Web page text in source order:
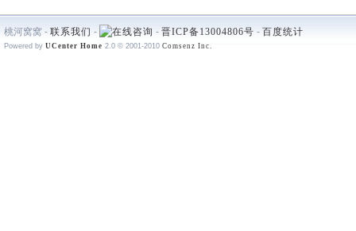
桃河窝窝 - 联系我们 - - 晋ICP备13004806号 - 百度统计
Powered by UCenter Home 2.0 © 2001-2010 Comsenz Inc.